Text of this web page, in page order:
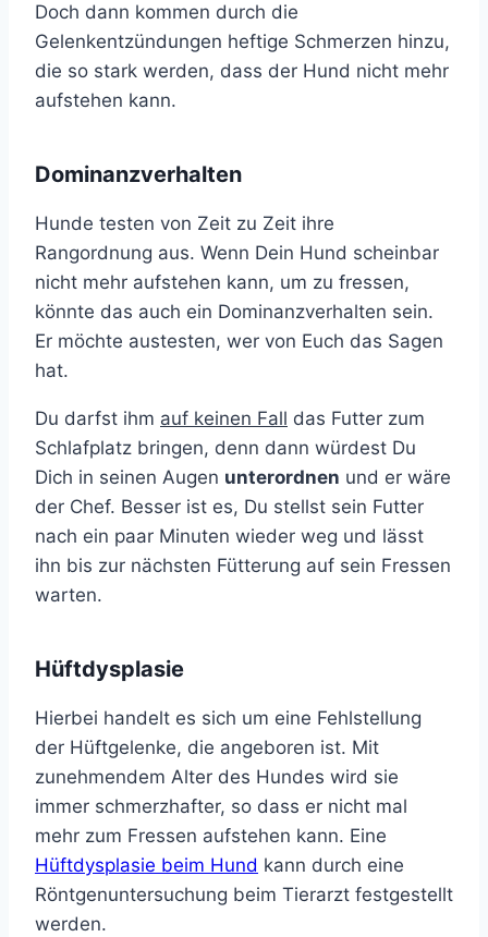
Doch dann kommen durch die
Gelenkentzündungen heftige Schmerzen hinzu,
die so stark werden, dass der Hund nicht mehr
aufstehen kann.
Dominanzverhalten
Hunde testen von Zeit zu Zeit ihre
Rangordnung aus. Wenn Dein Hund scheinbar
nicht mehr aufstehen kann, um zu fressen,
könnte das auch ein Dominanzverhalten sein.
Er möchte austesten, wer von Euch das Sagen
hat.
Du darfst ihm auf keinen Fall das Futter zum
Schlafplatz bringen, denn dann würdest Du
Dich in seinen Augen unterordnen und er wäre
der Chef. Besser ist es, Du stellst sein Futter
nach ein paar Minuten wieder weg und lässt
ihn bis zur nächsten Fütterung auf sein Fressen
warten.
Hüftdysplasie
Hierbei handelt es sich um eine Fehlstellung
der Hüftgelenke, die angeboren ist. Mit
zunehmendem Alter des Hundes wird sie
immer schmerzhafter, so dass er nicht mal
mehr zum Fressen aufstehen kann. Eine
Hüftdysplasie beim Hund kann durch eine
Röntgenuntersuchung beim Tierarzt festgestellt
werden.